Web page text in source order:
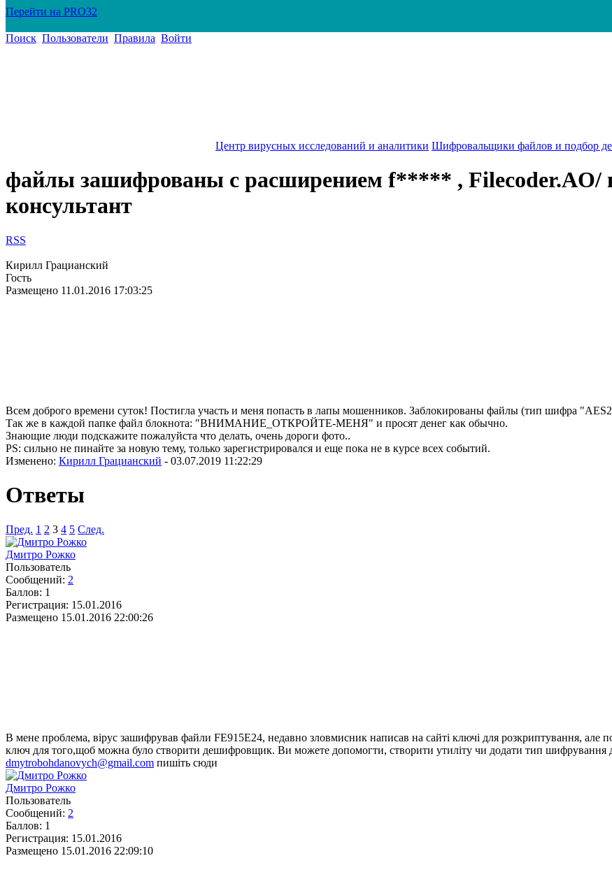
Перейти на PRO32
Поиск Пользователи Правила Войти
Центр вирусных исследований и аналитики Шифровальщики файлов и подбор
файлы зашифрованы с расширением f***** , Filecoder.AO/
консультант
RSS
Кирилл Грацианский
Гость
Размещено 11.01.2016 17:03:25
Всем доброго времени суток! Постигла участь и меня попасть в лапы мошенников. Заблокированы файлы (тип шифра
Так же в каждой папке файл блокнота: "ВНИМАНИЕ_ОТКРОЙТЕ-МЕНЯ" и просят денег как обычно.
Знающие люди подскажите пожалуйста что делать, очень дороги фото..
PS: сильно не пинайте за новую тему, только зарегистрировался и еще пока не в курсе всех событий.
Изменено: Кирилл Грацианский - 03.07.2019 11:22:29
Ответы
Пред. 1 2 3 4 5 След.
Дмитро Рожко
Пользователь
Сообщений: 2
Баллов: 1
Регистрация: 15.01.2016
Размещено 15.01.2016 22:00:26
В мене проблема, вірус зашифрував файли FE915E24, недавно зловмисник написав на сайті ключі для розкриптування,
ключ для того,щоб можна було створити дешифровщик. Ви можете допомогти, створити утиліту чи додати тип шифрування
dmytrobohdanovych@gmail.com пишіть сюди
Дмитро Рожко
Пользователь
Сообщений: 2
Баллов: 1
Регистрация: 15.01.2016
Размещено 15.01.2016 22:09:10